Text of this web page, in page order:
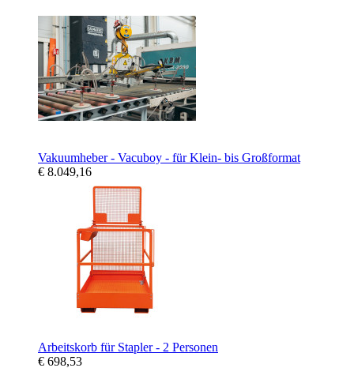
Vakuumheber - Vacuboy - für Klein- bis Großformat
€ 8.049,16
Arbeitskorb für Stapler - 2 Personen
€ 698,53